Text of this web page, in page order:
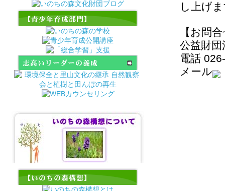
し上げ
【お問
公益財
電話
メール
2023年1月7日(土)宮島基
行先生「心の探求」が開
催されます。